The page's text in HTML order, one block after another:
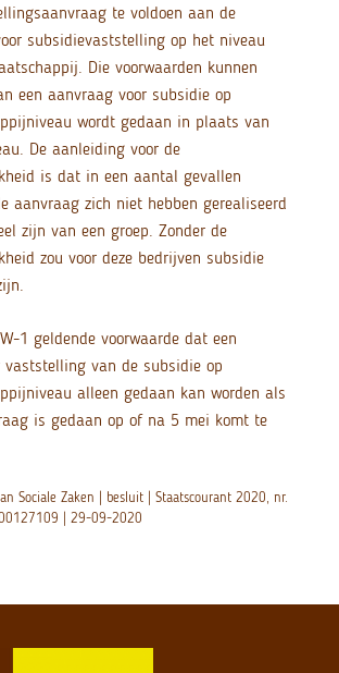
te voldoen aan de
subsidievaststelling op het niveau
Die voorwaarden kunnen
een aanvraag voor subsidie op
wordt gedaan in plaats van
De aanleiding voor de
is dat in een aantal gevallen
aanvraag zich niet hebben gerealiseerd
zijn van een groep. Zonder de
zou voor deze bedrijven subsidie
1 geldende voorwaarde dat een
vaststelling van de subsidie op
alleen gedaan kan worden als
is gedaan op of na 5 mei komt te
Sociale Zaken | besluit | Staatscourant 2020, nr.
| 29-09-2020